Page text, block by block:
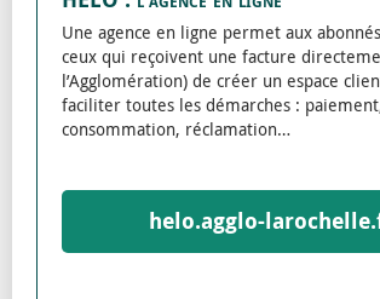
Une agence en ligne permet aux
ceux qui reçoivent une facture
l’Agglomération) de créer un espace
faciliter toutes les démarches :
consommation, réclamation…
helo.agglo-